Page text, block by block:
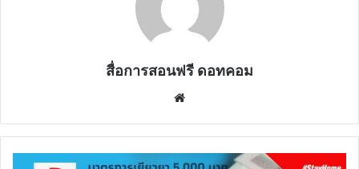
สื่อการสอนฟรี ดอทคอม